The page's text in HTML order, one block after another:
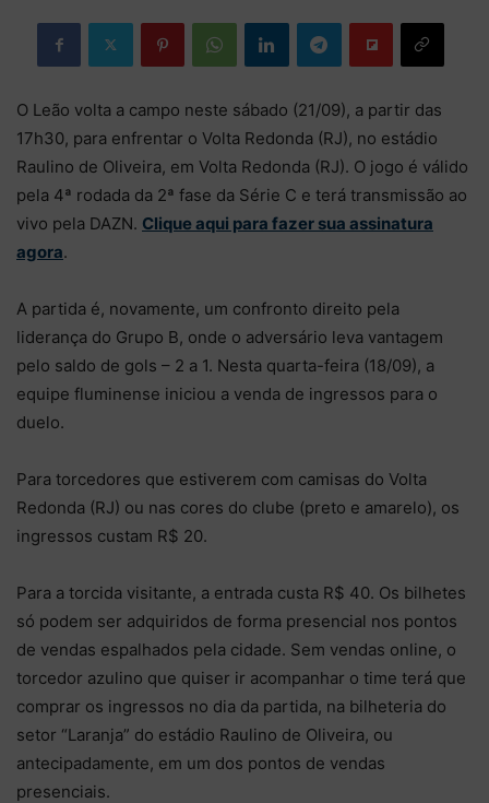
O Leão volta a campo neste sábado (21/09), a partir das
17h30, para enfrentar o Volta Redonda (RJ), no estádio
Raulino de Oliveira, em Volta Redonda (RJ). O jogo é válido
pela 4ª rodada da 2ª fase da Série C e terá transmissão ao
vivo pela DAZN. Clique aqui para fazer sua assinatura
agora.
A partida é, novamente, um confronto direito pela
liderança do Grupo B, onde o adversário leva vantagem
pelo saldo de gols – 2 a 1. Nesta quarta-feira (18/09), a
equipe fluminense iniciou a venda de ingressos para o
duelo.
Para torcedores que estiverem com camisas do Volta
Redonda (RJ) ou nas cores do clube (preto e amarelo), os
ingressos custam R$ 20.
Para a torcida visitante, a entrada custa R$ 40. Os bilhetes
só podem ser adquiridos de forma presencial nos pontos
de vendas espalhados pela cidade. Sem vendas online, o
torcedor azulino que quiser ir acompanhar o time terá que
comprar os ingressos no dia da partida, na bilheteria do
setor “Laranja” do estádio Raulino de Oliveira, ou
antecipadamente, em um dos pontos de vendas
presenciais.